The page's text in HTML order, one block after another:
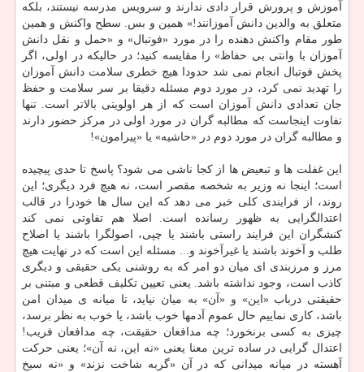
آموزش و پرورش قرار دادی ندارند و سرویس مدرسه نیستند، بلكه
متعلق به والدین دانش آموزانند!» همین و بس. سطح واكنش و همین
طور مقام واكنش دهنده را در مورد «فوتبال» و «حمل و نقل دانش
آموزان با وانتی بی حفاظ» را مقایسه كنید؛ در حالیكه در اولی، اگر
پخش فوتبال انجام نمی شد حدودا هیچ خطری سلامت دانش آموزان
را تهدید نمی كرد، در مورد دوم مسئله دقیقا بر سر سلامت و حفظ
جان تعدادی دانش آموزان است كه از هر اولویتی بالاتر است. تنها
تفاوت اینجاست كه مطالبه گران در مورد اولی در مركز حضور دارند
و مطالبه گران در مورد دوم در «حاشیه» یا «پیرامون»!
این غفلت ها و تبعیض ها از كجا ناشی می شود؟ پاسخ تا حدی پیچیده
است؛ اینجا نه وزیر به شخصه مقصر است، نه هیچ فرد دیگری؛ این
روند، از فرایندی كلی خبر می دهد كه این سال ها خودرا در قالب
اعتدالگرایی به ظهور رسانده است. اصلا هم تفاوتی نمی كند
كنشگران این فرایند راستی باشند یا چپی، اصولگرا باشند یا اصلاح
طلب و آخوند باشند یا غیرآخوند و... مسئله این است كه در نهایت هیچ
مرز و مرزبندی ای میان دو امر كه به روشنی یكی حقیقی و دیگری
كاذب است، وجود نداشته باشد. یعنی تعیین تكلیف قطعی و مبتنی بر
حقیقتی درباب «این» و «آن» به میان نیاید، تا میانه ی میدان امن
باشد، كاری نماییم حال عموم آدمها خوب باشد، یا خوب به نظر برسد،
چیزی به كسی برنخورد؛ چه مدافعان حقیقت، چه مدافعان فریب!
اعتدال گرایی در ساده ترین معنا یعنی «نه این، نه آن»؛ یعنی حركت
آهسته در میانه میدانی كه در آن «گربه شاخت نزند» و «نه سیخ